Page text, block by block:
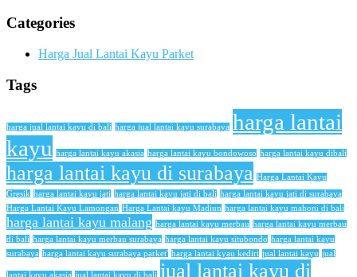
Categories
Harga Jual Lantai Kayu Parket
Tags
harga jual lantai kayu di bali harga jual lantai kayu surabaya harga lantai
kayu harga lantai kayu akasia harga lantai kayu bondowoso harga lantai kayu dibali
harga lantai kayu di surabaya Harga Lantai Kayu
Gresik harga lantai kayu jati harga lantai kayu jati di bali harga lantai kayu jati di surabaya
Harga Lantai Kayu Lamongan Harga Lantai kayu Madiun harga lantai kayu mahoni di bali
harga lantai kayu malang harga lantai kayu merbau harga lantai kayu merbau
di bali harga lantai kayu merbau surabaya harga lantai kayu situbondo harga lantai kayu
surabaya harga lantai kayu surabaya parket' harga lantai kyau kediri jual lantai kayu jual
lantai kayu akasia jual lantai kayu di bali jual lantai kayu di